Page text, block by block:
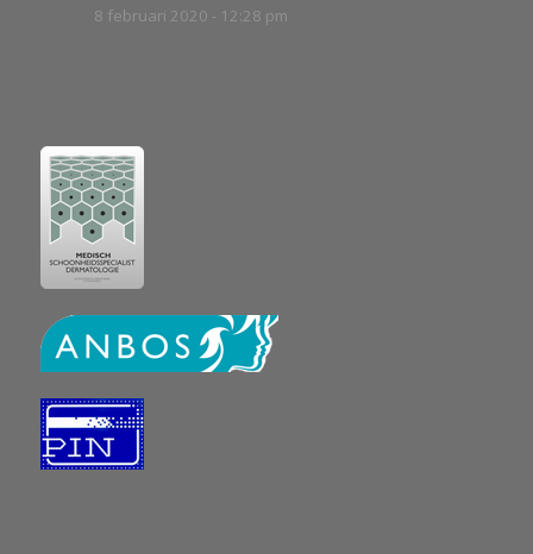
8 februari 2020 - 12:28 pm